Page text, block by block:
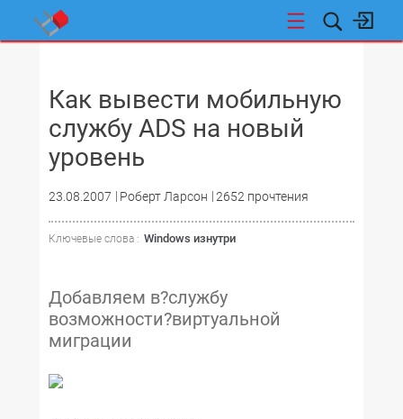
Как вывести мобильную
службу ADS на новый
уровень
23.08.2007 Роберт Ларсон 2652 прочтения
Ключевые слова : Windows изнутри
Добавляем в?службу
возможности?виртуальной
миграции